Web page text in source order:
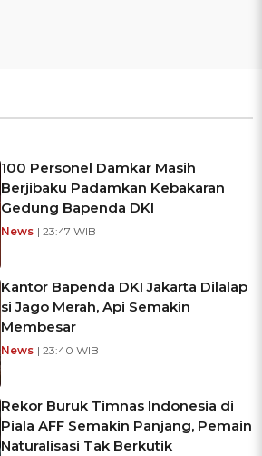
100 Personel Damkar Masih
Berjibaku Padamkan Kebakaran
Gedung Bapenda DKI
News | 23:47 WIB
Kantor Bapenda DKI Jakarta Dilalap
si Jago Merah, Api Semakin
Membesar
News | 23:40 WIB
Rekor Buruk Timnas Indonesia di
Piala AFF Semakin Panjang, Pemain
Naturalisasi Tak Berkutik